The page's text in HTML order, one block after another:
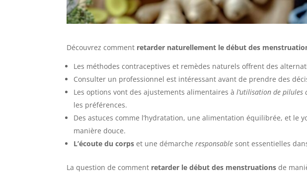
Découvrez comment retarder naturellement le début des
Les méthodes contraceptives et remèdes naturels offrent des
Consulter un professionnel est intéressant avant de prendre des
Les options vont des ajustements alimentaires àl’utilisation de pilules
les préférences.
Des astuces comme l’hydratation, une alimentation équilibrée, et le
manière douce.
L’écoute du corps et une démarcheresponsable sont essentielles
La question de comment retarder le début des menstruations de